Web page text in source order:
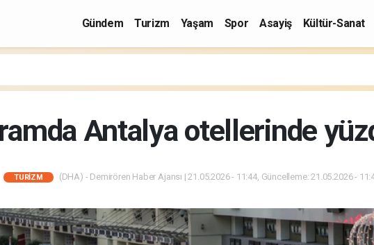
Gündem Turizm Yaşam Spor Asayiş Kültür-Sanat
Antalya otellerinde
TURIZM (DHA) - Demirören Haber Ajansı | 21.05.2026 - 11:44, Güncelleme: 21.05.2026 -